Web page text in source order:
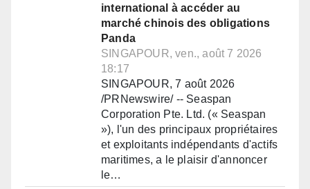
international à accéder au
marché chinois des obligations
Panda
SINGAPOUR, ven., août 7 2026
18:17
SINGAPOUR, 7 août 2026
/PRNewswire/ -- Seaspan
Corporation Pte. Ltd. (« Seaspan
»), l'un des principaux propriétaires
et exploitants indépendants d'actifs
maritimes, a le plaisir d'annoncer
le…